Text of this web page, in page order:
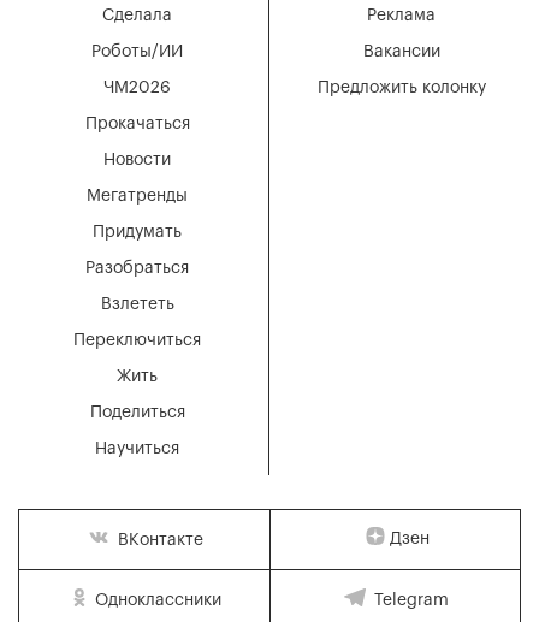
Мегатренды
Придумать
Разобраться
Взлететь
Новости
Переключиться
Жить
Поделиться
Научиться
Сделала
Роботы/ИИ
ЧМ2026
Прокачаться
Вакансии
Реклама
Предложить колонку
ВКонтакте Дзен
Одноклассники Telegram